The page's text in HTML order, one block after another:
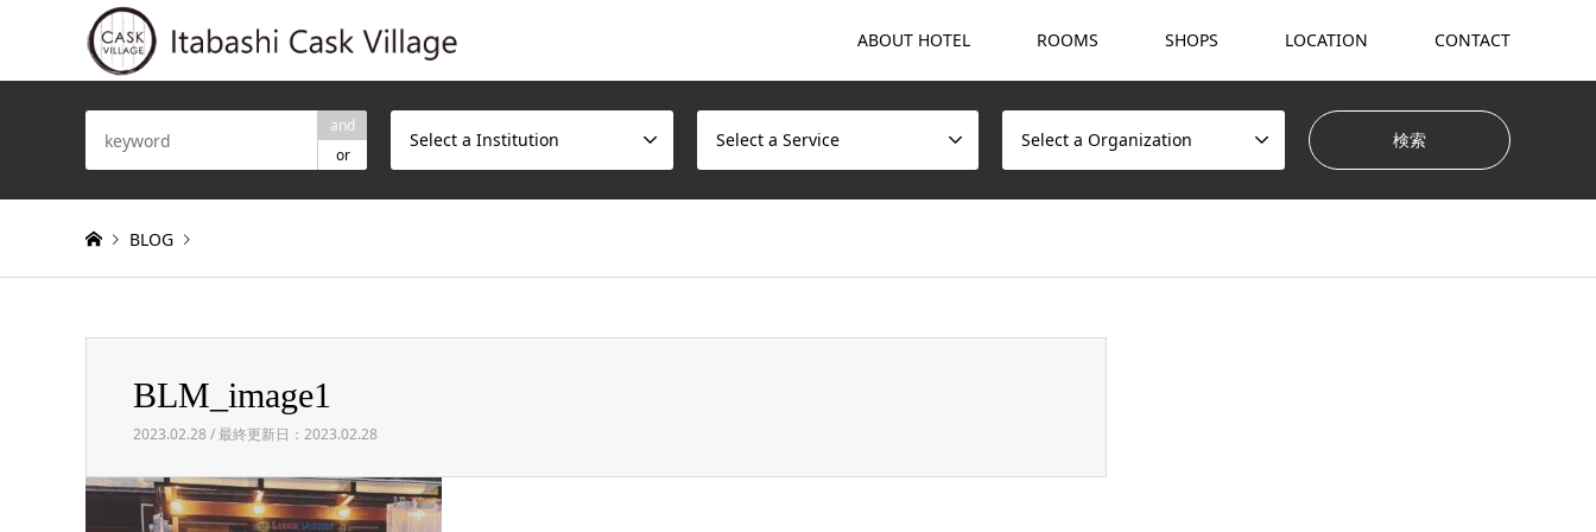
ABOUT HOTEL ROOMS SHOPS LOCATION CONTACT
and
or
Select a Institution Select a Service Select a Organization
BLOG
BLM_image1
BLM_image1
2023.02.28 / 最終更新日：2023.02.28